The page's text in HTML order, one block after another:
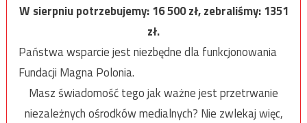
W sierpniu potrzebujemy:16 500zł, zebraliśmy:1351
zł.
Państwa wsparcie jest niezbędne dla funkcjonowania
Fundacji Magna Polonia.
Masz świadomość tego jak ważne jest przetrwanie
niezależnych ośrodków medialnych? Nie zwlekaj więc,